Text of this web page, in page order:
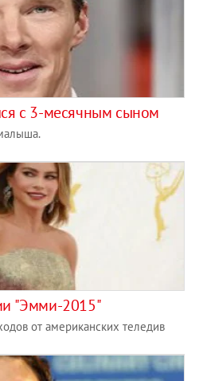
с 3-месячным сыном
"Эмми-2015"
от американских теледив